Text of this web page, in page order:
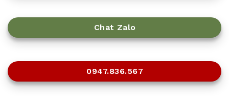
Chat Zalo
0947.836.567